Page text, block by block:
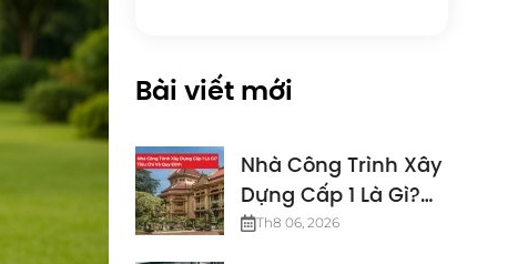
Bài viết mới
Nhà Công Trình Xây
Dựng Cấp 1 Là Gì?
Tiêu Chí Và Quy
Th8 06, 2026